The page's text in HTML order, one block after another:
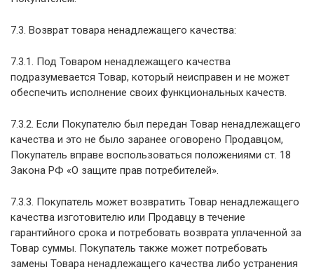
7.3. Возврат товара ненадлежащего качества:
7.3.1. Под Товаром ненадлежащего качества
подразумевается Товар, который неисправен и не может
обеспечить исполнение своих функциональных качеств.
7.3.2. Если Покупателю был передан Товар ненадлежащего
качества и это не было заранее оговорено Продавцом,
Покупатель вправе воспользоваться положениями ст. 18
Закона РФ «О защите прав потребителей».
7.3.3. Покупатель может возвратить Товар ненадлежащего
качества изготовителю или Продавцу в течение
гарантийного срока и потребовать возврата уплаченной за
Товар суммы. Покупатель также может потребовать
замены Товара ненадлежащего качества либо устранения